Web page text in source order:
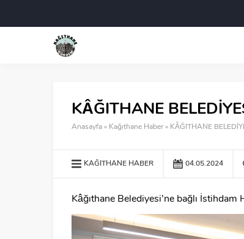
KÂĞITHANE
Anasayfa » Kağıthane Haber » KÂĞITHANE
KAĞITHANE HABER 04.05.2024
Kâğıthane Belediyesi’ne bağlı